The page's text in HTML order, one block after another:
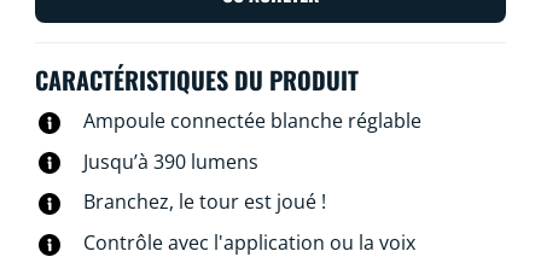
vous voulez mettre une touche d’élégance. Faites votre
blanche froide et chaude. Vous pouvez aussi les
à vos besoins et à votre humeur. Et bien sûr, vous
pouvez les contrôler via votre réseau Wi-Fi et
l’application WiZ, la télécommande WiZ associée ou à
la voix.
CARACTÉRISTIQUES DU PRODUIT
Ampoule connectée blanche réglable
Jusqu’à 390 lumens
Branchez, le tour est joué !
Contrôle avec l'application ou la voix